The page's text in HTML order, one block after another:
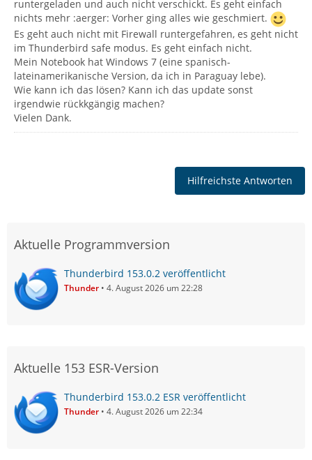
runtergeladen und auch nicht verschickt. Es geht einfach
nichts mehr :aerger: Vorher ging alles wie geschmiert.
Es geht auch nicht mit Firewall runtergefahren, es geht nicht
im Thunderbird safe modus. Es geht einfach nicht.
Mein Notebook hat Windows 7 (eine spanisch-
lateinamerikanische Version, da ich in Paraguay lebe).
Wie kann ich das lösen? Kann ich das update sonst
irgendwie rückkgängig machen?
Vielen Dank.
Hilfreichste Antworten
Aktuelle Programmversion
Thunderbird 153.0.2 veröffentlicht
Thunder 4. August 2026 um 22:28
Aktuelle 153 ESR-Version
Thunderbird 153.0.2 ESR veröffentlicht
Thunder 4. August 2026 um 22:34